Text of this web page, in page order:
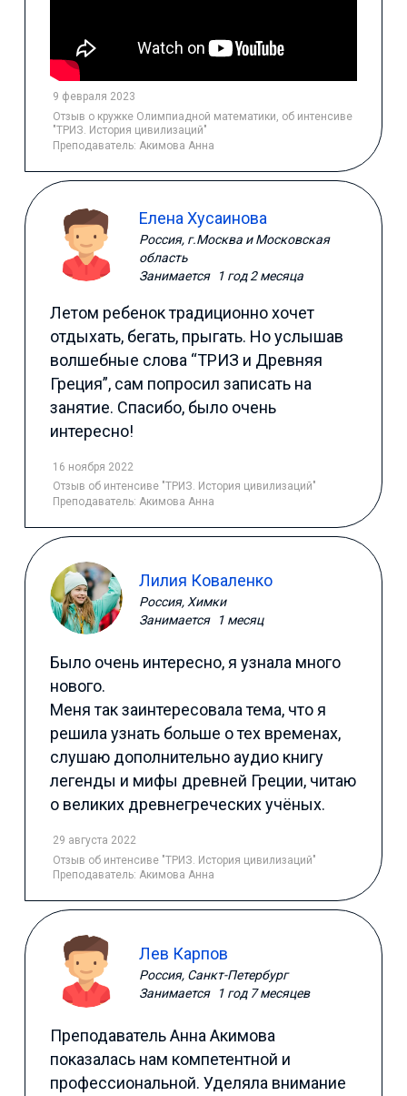
9 февраля 2023
Отзыв о кружке Олимпиадной математики, об интенсиве
"ТРИЗ. История цивилизаций"
Преподаватель: Акимова Анна
Елена Хусаинова
Россия, г.Москва и Московская
область
Занимается
1 год 2 месяца
Летом ребенок традиционно хочет
отдыхать, бегать, прыгать. Но услышав
волшебные слова “ТРИЗ и Древняя
Греция”, сам попросил записать на
занятие. Спасибо, было очень
интересно!
16 ноября 2022
Отзыв об интенсиве "ТРИЗ. История цивилизаций"
Преподаватель: Акимова Анна
Лилия Коваленко
Россия, Химки
Занимается
1 месяц
Было очень интересно, я узнала много
нового.
Меня так заинтересовала тема, что я
решила узнать больше о тех временах,
слушаю дополнительно аудио книгу
легенды и мифы древней Греции, читаю
о великих древнегреческих учёных.
29 августа 2022
Отзыв об интенсиве "ТРИЗ. История цивилизаций"
Преподаватель: Акимова Анна
Лев Карпов
Россия, Санкт-Петербург
Занимается
1 год 7 месяцев
Преподаватель Анна Акимова
показалась нам компетентной и
профессиональной. Уделяла внимание